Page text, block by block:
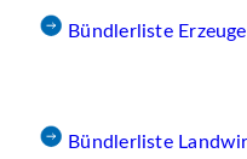
Bündlerliste
Bündlerliste